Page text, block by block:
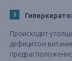
Происходит
дефицитом